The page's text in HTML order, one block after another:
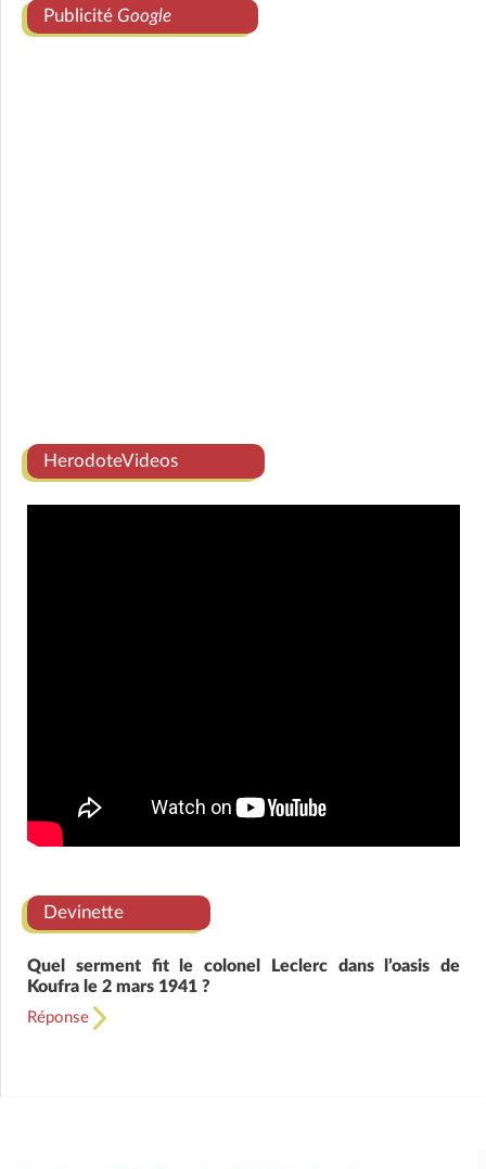
Publicité Google
HerodoteVideos
Devinette
Quel serment fit le colonel Leclerc dans l’oasis de
Koufra le 2 mars 1941 ?
Réponse